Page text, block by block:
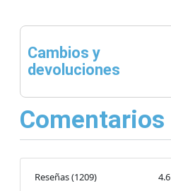
Cambios y
devoluciones
Comentarios
Reseñas(1209) 4.6